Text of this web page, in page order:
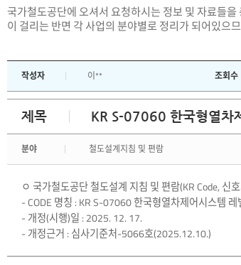
국가철도공단에 오셔서 요청하시는 정보 및 자료들
이 걸리는 반면 각 사업의 분야별로 정리가 되어있으
작성자 이** 조회수
제목 KR S-07060 한국형열차
분야 철도설계지침 및 편람
ㅇ 국가철도공단 철도설계 지침 및 편람(KR Code, 신
- CODE 명칭 : KR S-07060 한국형열차제어시스템
- 개정(시행)일 : 2025. 12. 17.
- 개정근거 : 심사기준처-5066호(2025.12.10.)